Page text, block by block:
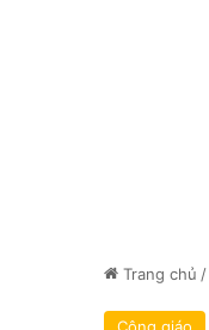
Trang chủ /